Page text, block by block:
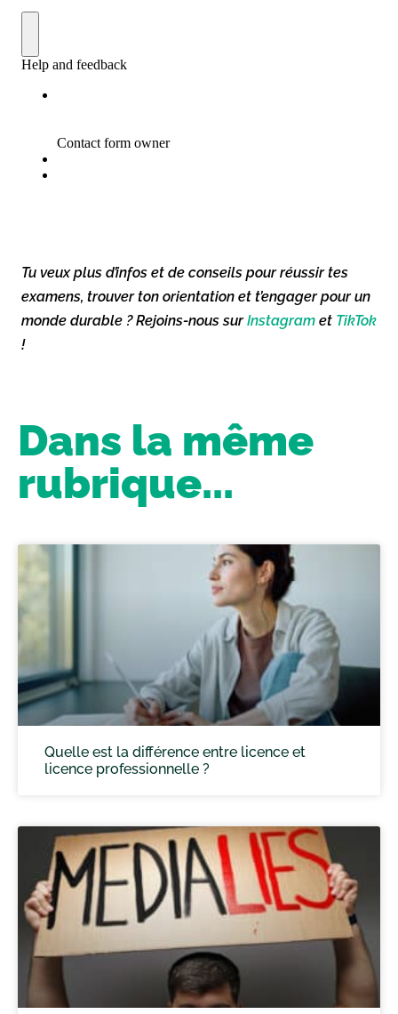
Tu veux plus d’infos et de conseils pour réussir tes
examens, trouver ton orientation et t’engager pour un
monde durable ? Rejoins-nous surInstagram et TikTok
!
Dans la même
rubrique...
Quelle est la différence entre licence et
licence professionnelle ?